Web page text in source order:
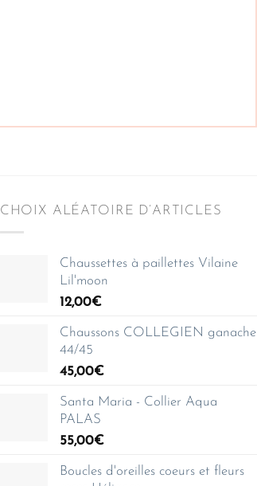
CHOIX ALÉATOIRE D’ARTICLES
Chaussettes à paillettes Vilaine
Lil'moon
12,00€
Chaussons COLLEGIEN ganache
44/45
45,00€
Santa Maria - Collier Aqua
PALAS
55,00€
Boucles d'oreilles coeurs et fleurs